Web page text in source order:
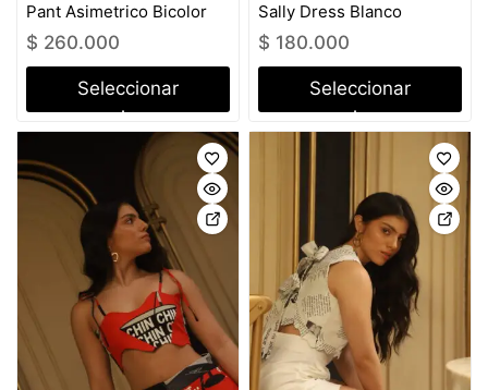
Pant Asimetrico Bicolor
$ 260.000
Seleccionar
opciones
Sally Dress Blanco
$ 180.000
Seleccionar
opciones